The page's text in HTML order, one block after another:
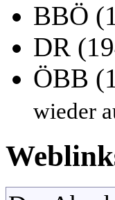
BBÖ
DR
ÖBB
wieder